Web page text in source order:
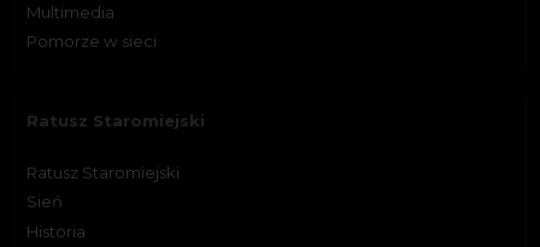
Multimedia
Pomorze w sieci
Ratusz Staromiejski
Ratusz Staromiejski
Sień
Historia